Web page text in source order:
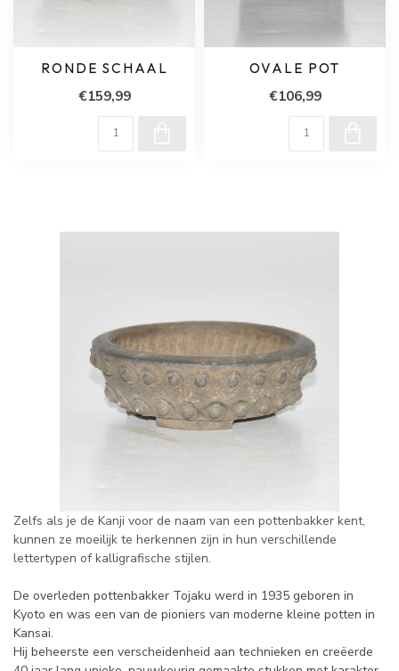
RONDE SCHAAL
€159,99
OVALE POT
€106,99
Zelfs als je de Kanji voor de naam van een pottenbakker kent,
kunnen ze moeilijk te herkennen zijn in hun verschillende
lettertypen of kalligrafische stijlen.
De overleden pottenbakker Tojaku werd in 1935 geboren in
Kyoto en was een van de pioniers van moderne kleine potten in
Kansai.
Hij beheerste een verscheidenheid aan technieken en creëerde